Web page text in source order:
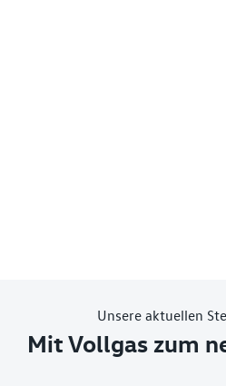
Unsere aktuellen
Mit Vollgas zum